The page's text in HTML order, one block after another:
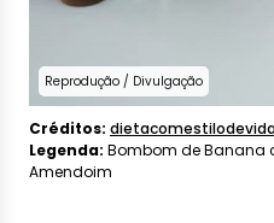
Reprodução / Divulgação
Créditos:
Legenda: Bombom de Banana
Amendoim